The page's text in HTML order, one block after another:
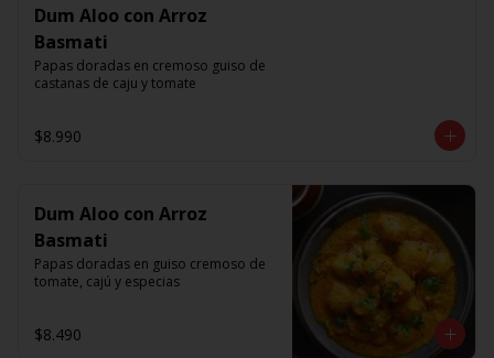
Dum Aloo con Arroz
Basmati
Papas doradas en cremoso guiso de
castanas de caju y tomate
$8.990
Dum Aloo con Arroz
Basmati
Papas doradas en guiso cremoso de
tomate, cajú y especias
$8.490